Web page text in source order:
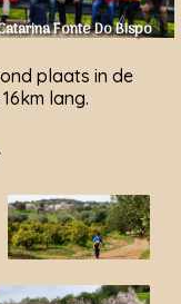
Fonte Do Bispo
plaats in de
lang.